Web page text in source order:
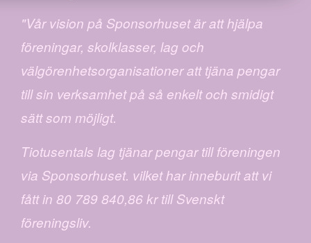
"Vår vision på Sponsorhuset är att hjälpa
föreningar, skolklasser, lag och
välgörenhetsorganisationer att tjäna pengar
till sin verksamhet på så enkelt och smidigt
sätt som möjligt.
Tiotusentals lag tjänar pengar till föreningen
via Sponsorhuset. vilket har inneburit att vi
fått in 80 789 840,86 kr till Svenskt
föreningsliv.